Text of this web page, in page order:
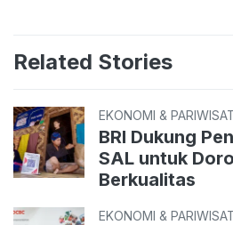
Related Stories
EKONOMI &
BRI Dukung
SAL untuk
Berkualitas
EKONOMI &